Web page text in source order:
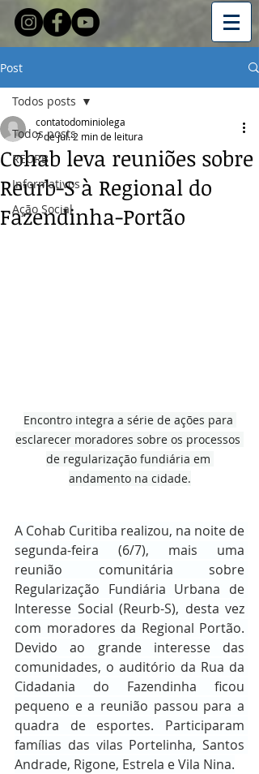
Post
Todos posts
REURB
Informativos
Ação Social
Todos posts
Cohab leva reuniões sobre
Reurb-S à Regional do
Fazendinha-Portão
contatodominiolega
7 de jul.2 min de leitura
Encontro integra a série de ações para
esclarecer moradores sobre os processos
de regularização fundiária em
andamento na cidade.
A Cohab Curitiba realizou, na noite de
segunda-feira (6/7), mais uma
reunião comunitária sobre
Regularização Fundiária Urbana de
Interesse Social (Reurb-S), desta vez
com moradores da Regional Portão.
Devido ao grande interesse das
comunidades, o auditório da Rua da
Cidadania do Fazendinha ficou
pequeno e a reunião passou para a
quadra de esportes. Participaram
famílias das vilas Portelinha, Santos
Andrade, Rigone, Estrela e Vila Nina.